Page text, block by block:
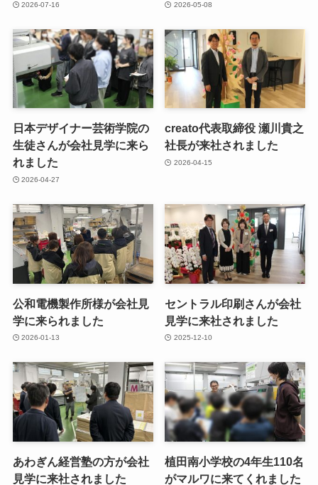
2026-07-16 2026-05-08
日本デザイナー芸術学院の
生徒さんが会社見学に来ら
れました
2026-04-27
creato代表取締役 瀬川貴之
社長が来社されました
2026-04-15
公和電機製作所様が会社見
学に来られました
2026-01-13
セントラル印刷さんが会社
見学に来社されました
2025-12-10
あわぎん経営塾の方が会社
見学に来社されました
植田南小学校の4年生110名
がマルワに来てくれました